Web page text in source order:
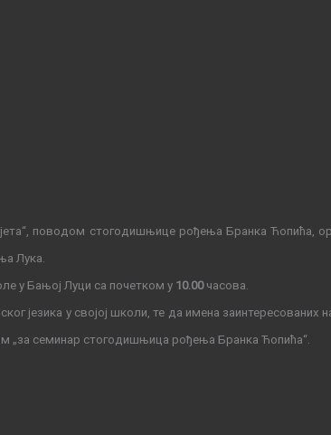
поводом стогодишњице рођења Бранка Ћопића,
Лука.
у Бањој Луци са почетком у 10.00часова.
језика у својој школи, те да имена заинтересованих
м „за семинар стогодишњица рођења Бранка Ћопића“.